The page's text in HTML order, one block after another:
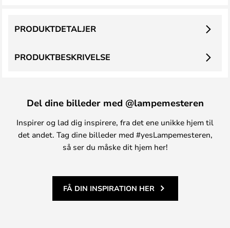
PRODUKTBESKRIVELSE
PRODUKTDETALJER
Del dine billeder med @lampemesteren
Inspirer og lad dig inspirere, fra det ene unikke hjem til
det andet. Tag dine billeder med #yesLampemesteren,
så ser du måske dit hjem her!
FÅ DIN INSPIRATION HER